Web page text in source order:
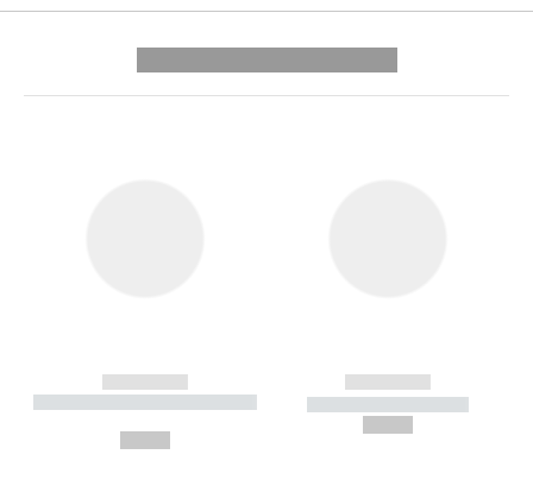
------------
----------- ----------- --------
------------
----------- -----------